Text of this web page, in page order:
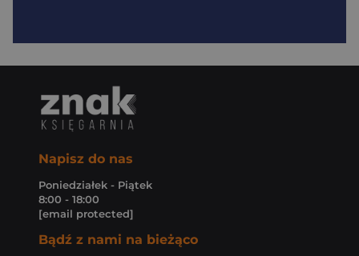
Napisz do nas
Poniedziałek - Piątek
8:00 - 18:00
[email protected]
Bądź z nami na bieżąco